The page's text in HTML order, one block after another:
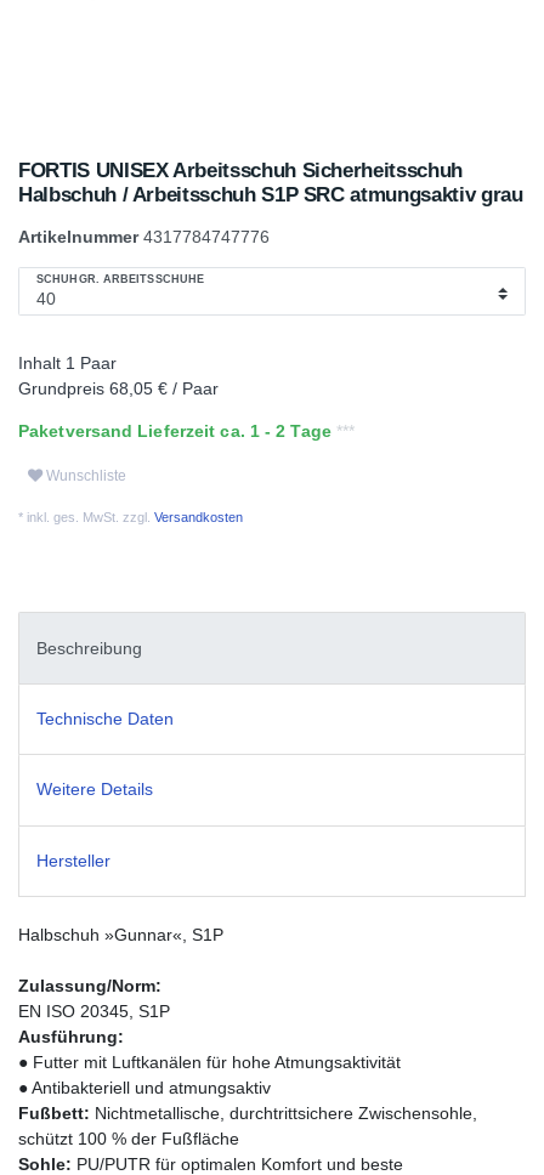
FORTIS UNISEX Arbeitsschuh Sicherheitsschuh
Halbschuh / Arbeitsschuh S1P SRC atmungsaktiv grau
Artikelnummer4317784747776
SCHUHGR. ARBEITSSCHUHE
Inhalt 1 Paar
Grundpreis 68,05 € / Paar
Paketversand Lieferzeit ca. 1 - 2 Tage
Wunschliste
* inkl. ges. MwSt. zzgl. Versandkosten
Beschreibung
Technische Daten
Weitere Details
Hersteller
Halbschuh »Gunnar«, S1P
Zulassung/Norm:
EN ISO 20345, S1P
Ausführung:
● Futter mit Luftkanälen für hohe Atmungsaktivität
● Antibakteriell und atmungsaktiv
Fußbett: Nichtmetallische, durchtrittsichere Zwischensohle,
schützt 100 % der Fußfläche
Sohle: PU/PUTR für optimalen Komfort und beste